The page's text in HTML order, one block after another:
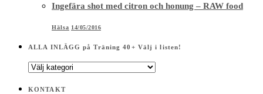
Ingefära shot med citron och honung – RAW food
Hälsa 14/05/2016
ALLA INLÄGG på Träning 40+ Välj i listen!
ALLA
på
KONTAKT